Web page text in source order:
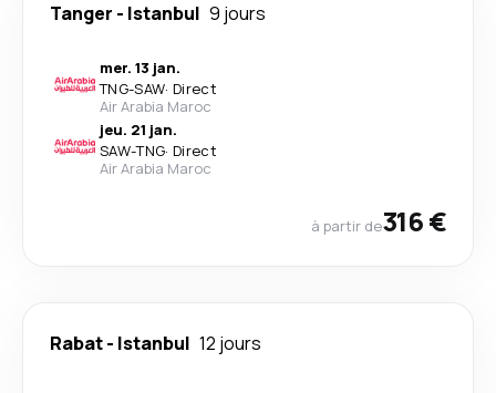
Tanger - Istanbul 9 jours
mer. 13 jan.
TNG-SAW· Direct
Air Arabia Maroc
jeu. 21 jan.
SAW-TNG· Direct
Air Arabia Maroc
à partir de316 €
Rabat- Istanbul 12 jours